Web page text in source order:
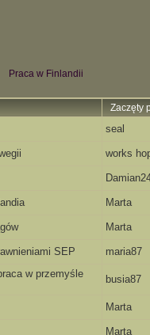
Praca w Finlandii
Zaczęty
seal
works
Marta
Marta
SEP maria87
w przemyśle
busia87
Marta
Marta